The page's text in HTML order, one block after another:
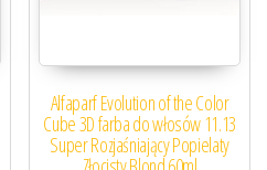
Alfaparf Evolution of the Color
Cube 3D farba do włosów 11.13
Super Rozjaśniający Popielaty